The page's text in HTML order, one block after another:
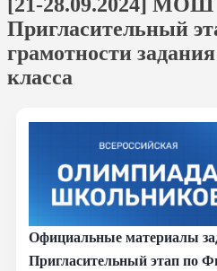
Пригласительный
грамотности
класса
Официальные материалы
Пригласительный этап по